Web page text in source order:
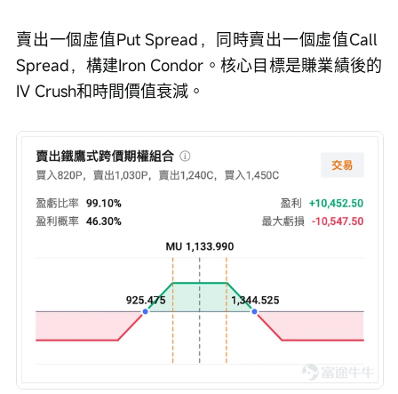
賣出一個虛值Put Spread，同時賣出一個虛值Call
Spread，構建Iron Condor。核心目標是賺業績後的
IV Crush和時間價值衰減。